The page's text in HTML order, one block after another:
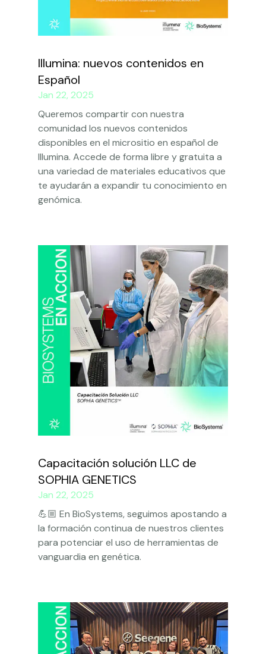
Illumina: nuevos contenidos en
Español
Jan 22, 2025
Queremos compartir con nuestra
comunidad los nuevos contenidos
disponibles en el micrositio en español de
Illumina. Accede de forma libre y gratuita a
una variedad de materiales educativos que
te ayudarán a expandir tu conocimiento en
genómica.
Capacitación solución LLC de
SOPHIA GENETICS
Jan 22, 2025
💪🏼 En BioSystems, seguimos apostando a
la formación continua de nuestros clientes
para potenciar el uso de herramientas de
vanguardia en genética.